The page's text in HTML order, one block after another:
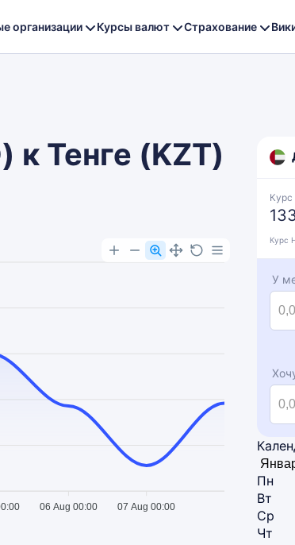
организации Курсы валют Страхование
Тенге (KZT)
06 Aug 00:00 07 Aug 00:00
Курс
Курс
У
Пн
Вт
Ср
Чт